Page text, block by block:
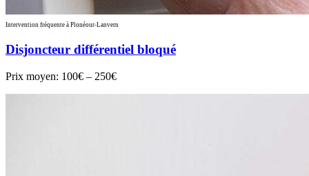
Intervention fréquente à Plonéour-Lanvern
Disjoncteur différentiel bloqué
Prix moyen: 100€ – 250€